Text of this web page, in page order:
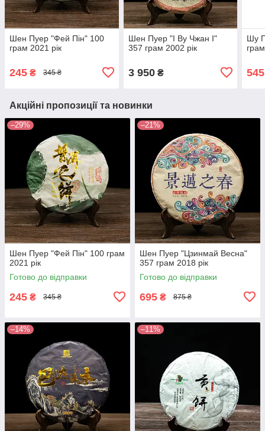
Шен Пуер "Фей Пін" 100
грам 2021 рік
245 ₴ 345 ₴
Шен Пуер "І Ву Чжан І"
357 грам 2002 рік
3 950₴
Шу
545
Акційні пропозиції та новинки
–29%
Шен Пуер "Фей Пін" 100 грам
2021 рік
Готово до відправки
245 ₴ 345 ₴
–21%
Шен Пуер "Цзинмай Весна"
357 грам 2018 рік
Готово до відправки
695 ₴ 875 ₴
–14% –11%